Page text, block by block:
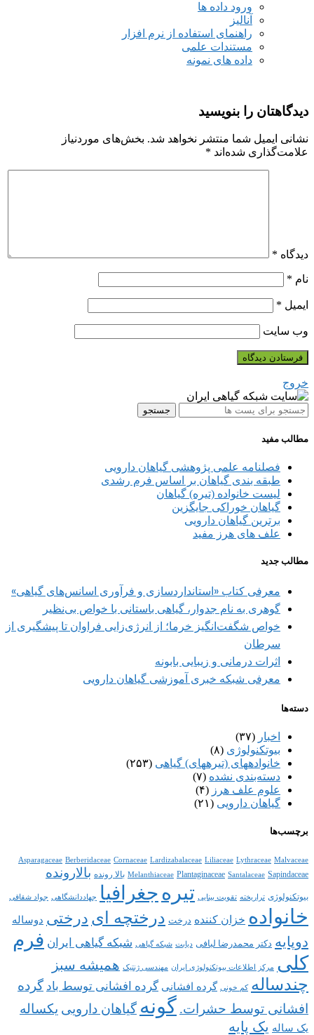
ورود داده ها
آنالیز
راهنمای استفاده از نرم افزار
مستندات علمی
داده های نمونه
دیدگاهتان را بنویسید
نشانی ایمیل شما منتشر نخواهد شد. بخش‌های موردنیاز
علامت‌گذاری شده‌اند *
دیدگاه *
نام *
ایمیل *
وب‌ سایت
خروج
جستجو
مطالب مفید
فصلنامه علمی پژوهشی گیاهان دارویی
طبقه بندی گیاهان بر اساس فرم رشدی
لیست خانواده (تیره) گیاهان
گیاهان خوراکی جایگزین
برترین گیاهان دارویی
علف های هرز مفید
مطالب جدید
معرفی کتاب «استانداردسازی و فرآوری اسانس‌های گیاهی»
گوهری به نام جدوار، گیاهی باستانی با خواص بی‌نظیر
خواص شگفت‌انگیز خرما؛ از انرژی‌زایی فراوان تا پیشگیری از
سرطان
اثرات درمانی و زیبایی بابونه
معرفی شبکه خبری آموزشی گیاهان دارویی
دسته‌ها
اخبار (۳۷)
بیوتکنولوژی (۸)
خانواده‎های (تیره‎های) گیاهی
(۲۵۳)
دسته‌بندی نشده (۷)
علوم علف هرز (۴)
گیاهان دارویی (۲۱)
برچسب‌ها
Asparagaceae Berberidaceae Cornaceae Lardizabalaceae Liliaceae Lythraceae Malvaceae
Melanthiaceae Plantaginaceae Santalaceae Sapindaceae بالا رونده بالارونده
بیوتکنولوژی تراریخته تقویت بینایی تیره جغرافیا جهاددانشگاهی جواد شقاقی
خانواده خزان کننده درخت درختچه ای درختی دوساله
دوپایه دکتر محمدرضا لبافی دیابت شبکه گیاهی شبکه گیاهی ایران فرم
کلی مرکز اطلاعات بیوتکنولوژی ایران مهندسی ژنتیک همیشه سبز
چندساله کم خونی گرده افشانی گرده افشانی توسط باد گرده
افشانی توسط حشرات. گونه گیاهان دارویی یکساله
یک ساله یک پایه